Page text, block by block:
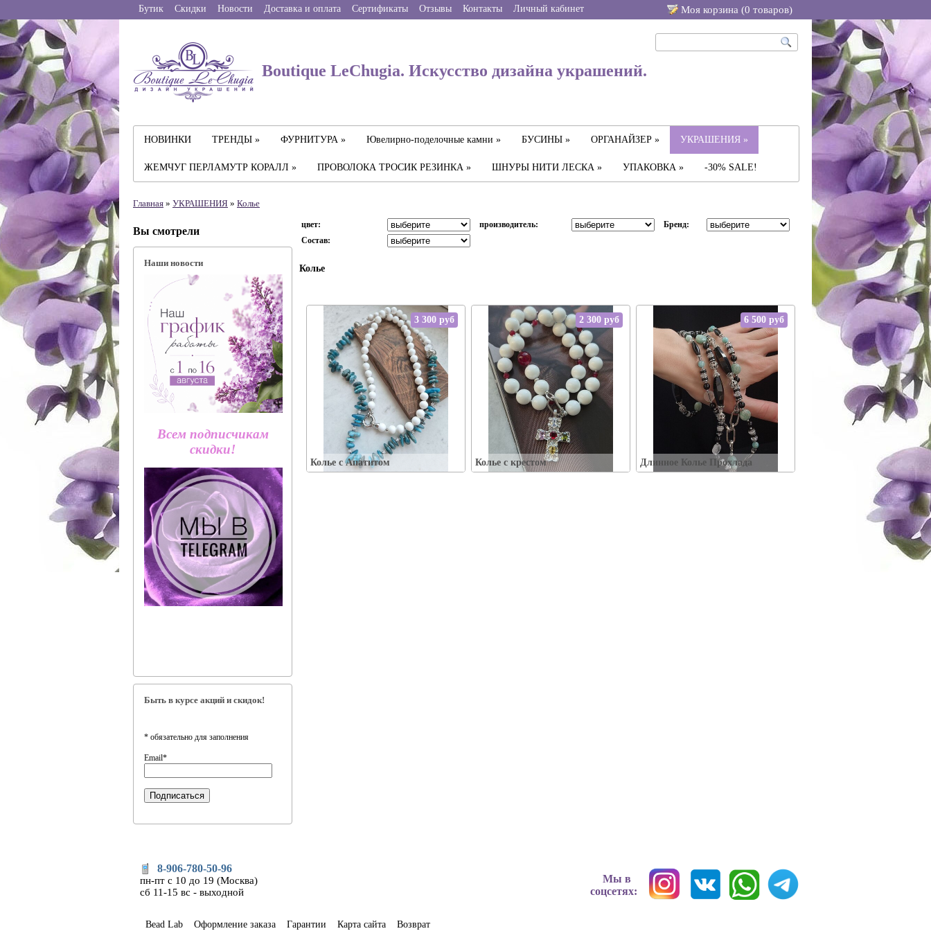
Бутик Скидки Новости Доставка и оплата Сертификаты Отзывы Контакты Личный кабинет Моя корзина (0 товаров)
Boutique LeChugia. Искусство дизайна украшений.
НОВИНКИ ТРЕНДЫ » ФУРНИТУРА » Ювелирно-поделочные камни » БУСИНЫ » ОРГАНАЙЗЕР » УКРАШЕНИЯ »
ЖЕМЧУГ ПЕРЛАМУТР КОРАЛЛ » ПРОВОЛОКА ТРОСИК РЕЗИНКА » ШНУРЫ НИТИ ЛЕСКА » УПАКОВКА » -30% SALE!
Главная » УКРАШЕНИЯ » Колье
Вы смотрели
Наши новости
Всем подписчикам
скидки!
Быть в курсе акций и скидок!
* обязательно для заполнения
Email*
цвет: производитель:
Бренд:
Состав:
Колье
Колье с Апатитом
3 300 руб
В корзину
Колье с крестом
2 300 руб
Упаковка:
В корзину
Длинное Колье Прохлада
6 500 руб
В корзину
8-906-780-50-96
пн-пт с 10 до 19 (Москва)
сб 11-15 вс - выходной
Мы в
соцсетях:
Bead Lab Оформление заказа Гарантии Карта сайта Возврат